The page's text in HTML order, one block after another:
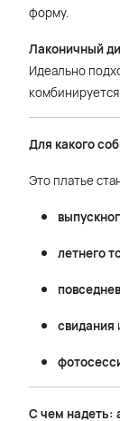
форму.
Лаконичный
Идеально
Для какого
Это платье
летнего
свидания
С чем надеть: